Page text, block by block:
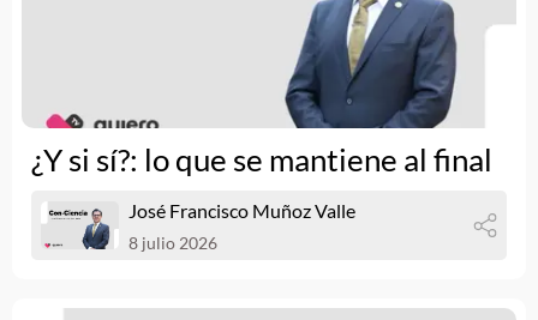
¿Y si sí?: lo que se mantiene al final
José Francisco Muñoz Valle
8 julio 2026